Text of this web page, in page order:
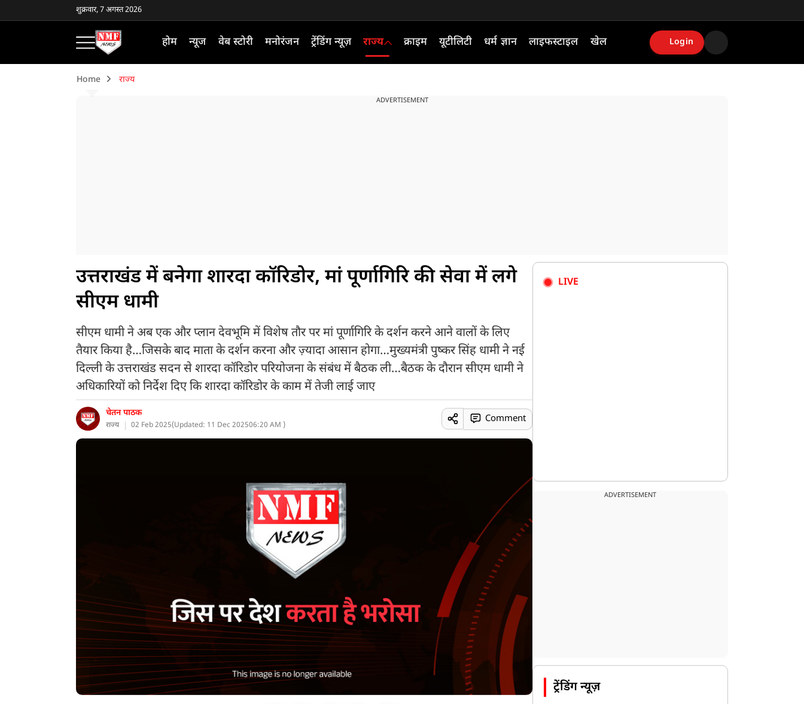
शुक्रवार, 7 अगस्त 2026
होम न्यूज वेब स्टोरी मनोरंजन ट्रेंडिंग न्यूज़ राज्य क्राइम यूटीलिटी धर्म ज्ञान लाइफस्टाइल खेल Login
Home राज्य
ADVERTISEMENT
उत्तराखंड में बनेगा शारदा कॉरिडोर, मां पूर्णागिरि की सेवा में लगे
सीएम धामी
सीएम धामी ने अब एक और प्लान देवभूमि में विशेष तौर पर मां पूर्णागिरि के दर्शन करने आने वालों के लिए
तैयार किया है…जिसके बाद माता के दर्शन करना और ज़्यादा आसान होगा…मुख्यमंत्री पुष्कर सिंह धामी ने नई
दिल्ली के उत्तराखंड सदन से शारदा कॉरिडोर परियोजना के संबंध में बैठक ली…बैठक के दौरान सीएम धामी ने
अधिकारियों को निर्देश दिए कि शारदा कॉरिडोर के काम में तेजी लाई जाए
चेतन पाठक
राज्य 02 Feb 2025(Updated: 11 Dec 202506:20 AM )
Comment
LIVE
ADVERTISEMENT
ट्रेंडिंग न्यूज़